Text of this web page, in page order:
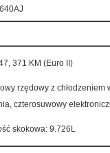
371 KM (Euro II)
rzędowy z chłodzeniem
czterosuwowy
skokowa: 9.726L